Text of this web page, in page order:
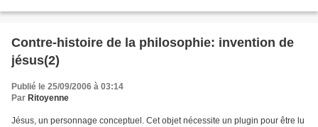
Contre-histoire de la philosophie: invention de
jésus(2)
Publié le 25/09/2006 à 03:14
Par Ritoyenne
Jésus, un personnage conceptuel. Cet objet nécessite un plugin pour être lu